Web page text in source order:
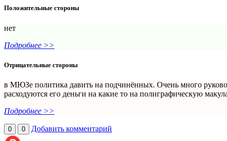
Положительные стороны
нет
Подробнее >>
Отрицательные стороны
в МЮЗе политика давить на подчинённых. Очень много
расходуются его деньги на какие то на полиграфическую
Подробнее >>
0 0 Добавить комментарий